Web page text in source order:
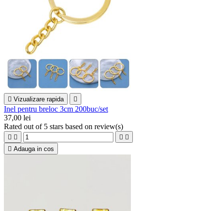
 Vizualizare rapida 
Inel pentru breloc 3cm 200buc/set
37,00 lei
Rated out of 5 stars based on review(s)
   
 Adauga in cos